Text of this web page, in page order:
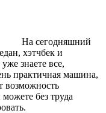
На сегодняшний
хэтчбек и
знаете все,
практичная машина,
возможность
без труда